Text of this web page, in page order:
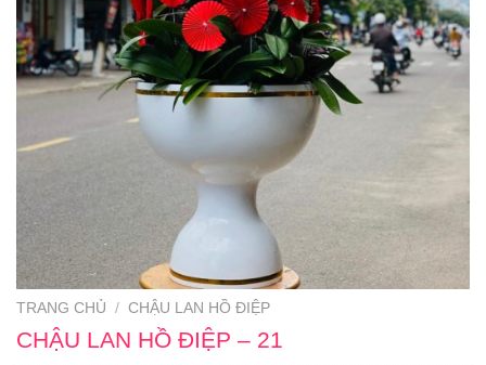
TRANG CHỦ / CHẬU LAN HỒ ĐIỆP
CHẬU LAN HỒ ĐIỆP – 21